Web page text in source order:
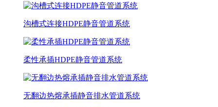
沟槽式连接HDPE静音管道系统
柔性承插HDPE静音管道系统
无翻边热熔承插静音排水管道系统